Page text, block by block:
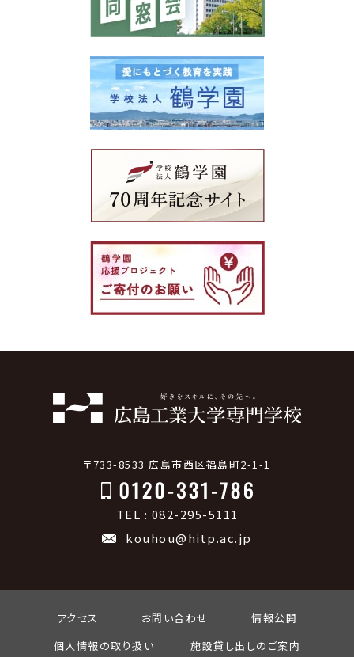
〒733-8533 広島市西区福島町2-1-1
TEL : 082-295-5111
kouhou@hitp.ac.jp
アクセス お問い合わせ
情報公開
個人情報の取り扱い
施設貸し出しのご案内